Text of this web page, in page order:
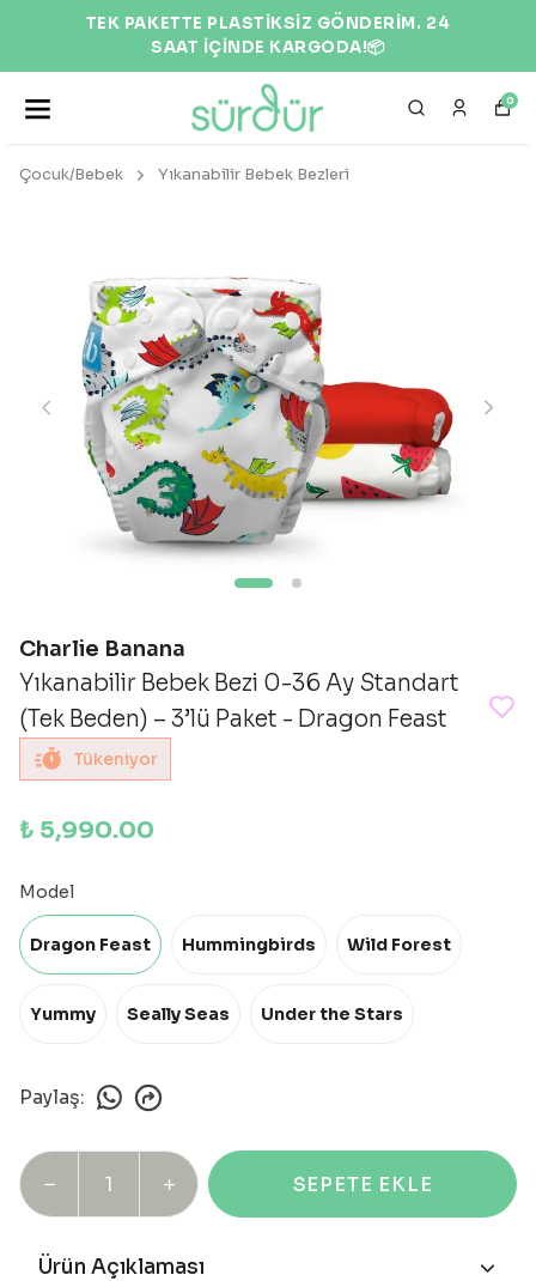
TEK PAKETTE PLASTİKSİZ GÖNDERİM. 24
SAAT İÇİNDE KARGODA!📦
0
Çocuk/Bebek Yıkanabilir Bebek Bezleri
Charlie Banana
Yıkanabilir Bebek Bezi 0-36 Ay Standart
(Tek Beden) – 3’lü Paket - Dragon Feast
Tükeniyor
₺ 5,990.00
Model
Dragon Feast Hummingbirds Wild Forest
Yummy Seally Seas Under the Stars
Paylaş:
SEPETE EKLE
Ürün Açıklaması